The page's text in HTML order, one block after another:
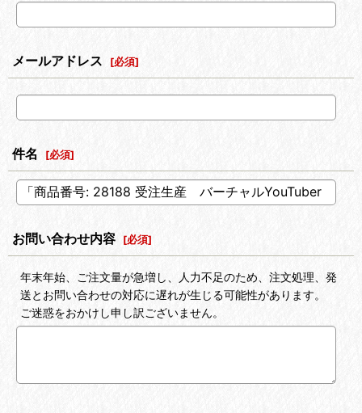
メールアドレス [必須]
件名 [必須]
お問い合わせ内容 [必須]
年末年始、ご注文量が急増し、人力不足のため、注文処理、発
送とお問い合わせの対応に遅れが生じる可能性があります。
ご迷惑をおかけし申し訳ございません。